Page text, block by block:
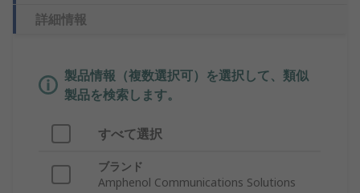
詳細情報
製品情報（複数選択可）を選択して、類似
製品を検索します。
すべて選択
ブランド
Amphenol Communications Solutions